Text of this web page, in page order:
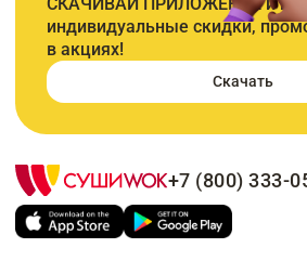
индивидуальные скидки,
в акциях!
Скачать
+7 (800) 333-